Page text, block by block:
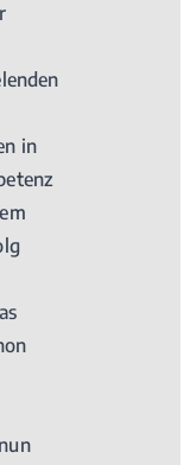
in